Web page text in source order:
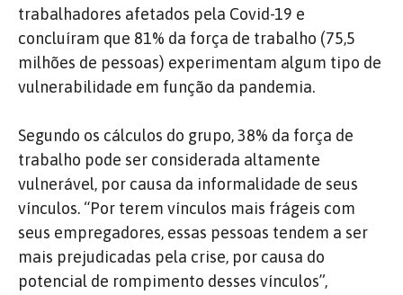
trabalhadores afetados pela Covid-19 e
concluíram que 81% da força de trabalho (75,5
milhões de pessoas) experimentam algum tipo de
vulnerabilidade em função da pandemia.
Segundo os cálculos do grupo, 38% da força de
trabalho pode ser considerada altamente
vulnerável, por causa da informalidade de seus
vínculos. “Por terem vínculos mais frágeis com
seus empregadores, essas pessoas tendem a ser
mais prejudicadas pela crise, por causa do
potencial de rompimento desses vínculos”,